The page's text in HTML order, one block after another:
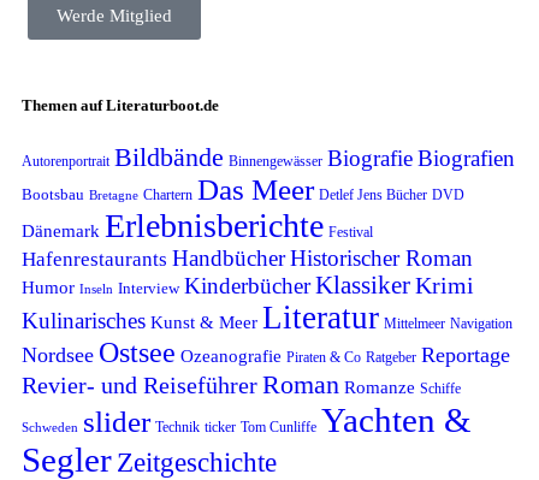
Werde Mitglied
Themen auf Literaturboot.de
Autorenportrait Bildbände Binnengewässer BiografieBiografien
Bootsbau Bretagne Chartern Das Meer Detlef Jens Bücher DVD
Dänemark Erlebnisberichte Festival
Hafenrestaurants HandbücherHistorischer Roman
Humor Inseln Interview KinderbücherKlassikerKrimi
Kulinarisches Kunst & Meer Literatur Mittelmeer Navigation
Nordsee Ostsee Ozeanografie Piraten & Co Ratgeber Reportage
Revier- und ReiseführerRoman Romanze Schiffe
Schweden slider Technik ticker Tom Cunliffe Yachten &
Segler Zeitgeschichte